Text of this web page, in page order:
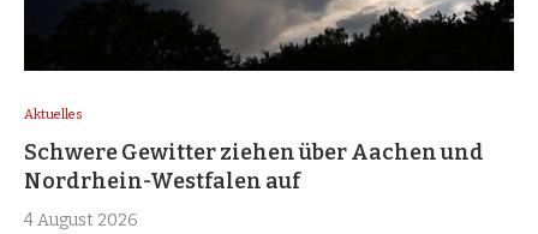
Aktuelles
Schwere Gewitter ziehen über Aachen und
Nordrhein-Westfalen auf
4 August 2026